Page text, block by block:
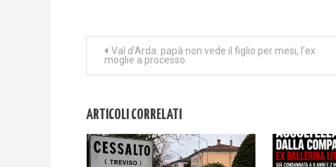
Navigazione
Val d’Arda: papà non vede il figlio per mesi, l’ex
moglie a processo
ARTICOLI CORRELATI